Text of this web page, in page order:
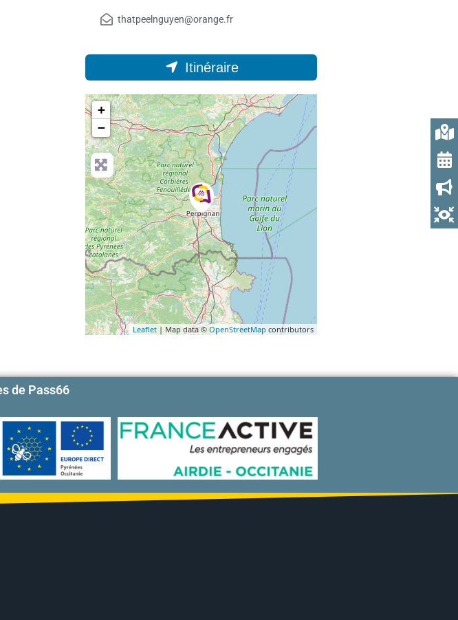
thatpeelnguyen@orange.fr
Itinéraire
+
−
Leaflet | Map data ©OpenStreetMap contributors
de Pass66